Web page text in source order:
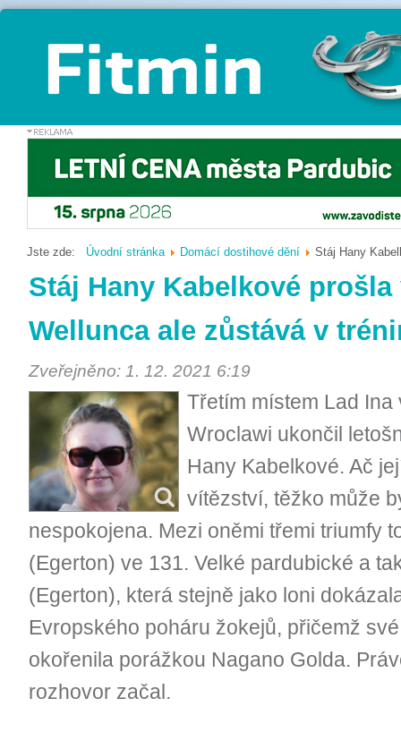
Jste zde: Úvodní stránka Domácí dostihové dění Stáj Hany
Stáj Hany Kabelkové
Wellunca ale zůstává v
Zveřejněno: 1. 12. 2021 6:19
Třetím místem Lad
Wroclawi ukončil
Hany Kabelkové. Ač
vítězství, těžko může
nespokojena. Mezi oněmi třemi triumfy
(Egerton) ve 131. Velké pardubické a
(Egerton), která stejně jako loni
Evropského poháru žokejů, přičemž
okořenila porážkou Nagano Golda.
rozhovor začal.